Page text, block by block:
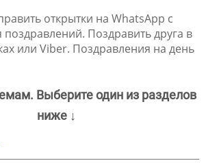
открытки на WhatsApp с
поздравлений. Поздравить друга в
или Viber. Поздравления на день
Выберите один из разделов
ниже ↓